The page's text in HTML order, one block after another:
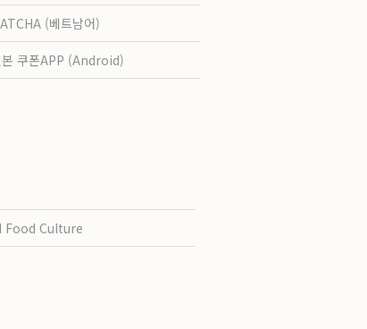
(베트남어)
본 쿠폰APP (Android)
Food Culture